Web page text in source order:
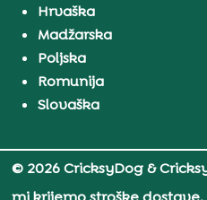
Hrvaška
Madžarska
Poljska
Romunija
Slovaška
© 2026 CricksyDog &